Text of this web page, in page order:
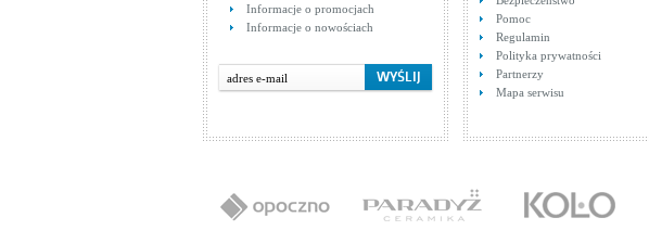
Informacje o promocjach
Informacje o nowościach
Pomoc
Regulamin
Polityka prywatności
Partnerzy
Mapa serwisu